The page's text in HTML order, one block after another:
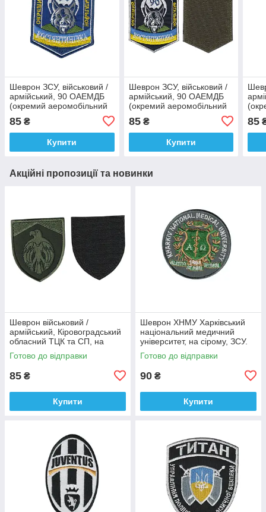
Шеврон ЗСУ, військовий /
армійський, 90 ОАЕМДБ
(окремий аеромобільний
десантний батальйон), на
липучці, 9 см * 7 см
85 ₴
Купити
Шеврон ЗСУ, військовий /
армійський, 90 ОАЕМДБ
(окремий аеромобільний
десантний батальйон), на
липучці, 9 см * 7 см
85₴
Купити
85
Акційні пропозиції та новинки
Шеврон військовий /
армійський, Кіровоградський
обласний ТЦК та СП, на
оливці ЗСУ.7 см * 8 см
Готово до відправки
85 ₴
Купити
Шеврон ХНМУ Харківський
національний медичний
університет, на сірому, ЗСУ.
діаметр 8,5 см
Готово до відправки
90 ₴
Купити